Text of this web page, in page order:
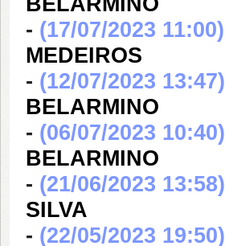
- (17/07/2023 11:00)
MEDEIROS
- (12/07/2023 13:47)
BELARMINO
- (06/07/2023 10:40)
BELARMINO
- (21/06/2023 13:58)
SILVA
- (22/05/2023 19:50)